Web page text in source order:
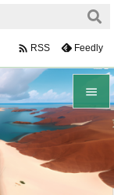


メニュ
サイド
 RSS Feedly